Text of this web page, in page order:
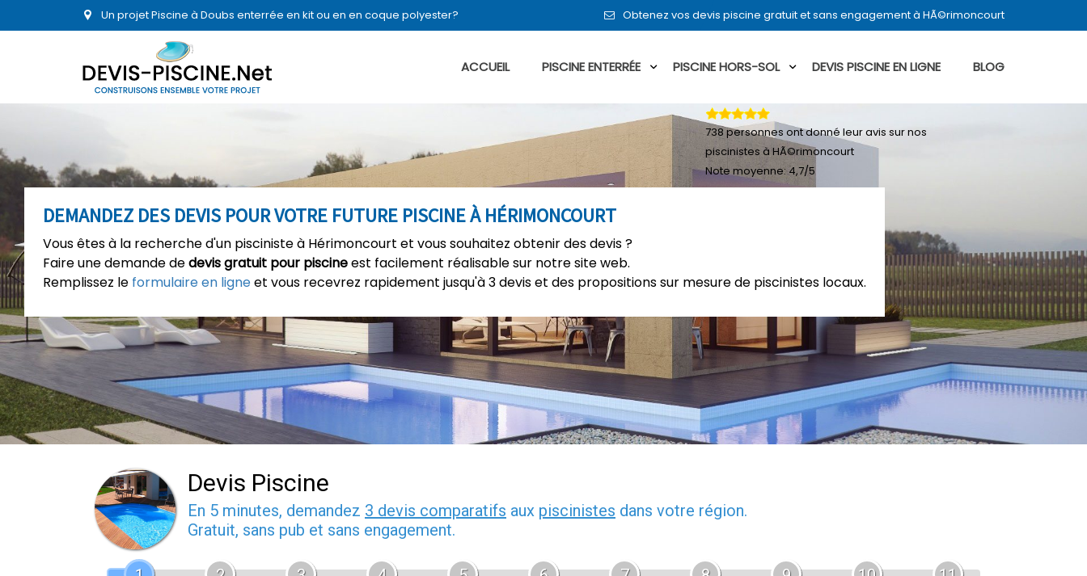
Un projet Piscine à Doubs enterrée en kit ou en en coque polyester? Obtenez vos devis piscine gratuit et sans engagement à HÃ©rimoncourt
ACCUEIL PISCINE ENTERRÉE PISCINE HORS-SOL DEVIS PISCINE EN LIGNE BLOG
DEMANDEZ DES DEVIS POUR VOTRE FUTURE PISCINE À HÉRIMONCOURT
Vous êtes à la recherche d'un pisciniste à Hérimoncourt et vous souhaitez obtenir des devis ?
Faire une demande dedevis gratuit pour piscineest facilement réalisable sur notre site web.
Remplissez le formulaire en ligneet vous recevrez rapidement jusqu'à 3 devis et des propositions sur mesure de piscinistes locaux.
738personnes ont donné leuravis sur nos
piscinistes à HÃ©rimoncourt
Note moyenne:4,7/5
Devis Piscine
En 5 minutes, demandez 3 devis comparatifs aux piscinistes dans votre région.
Gratuit, sans pub et sans engagement.